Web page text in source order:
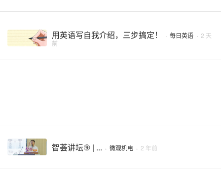
用英语写自我介绍，三步搞定！ · 每日英语 · 2 天
前
智荟讲坛⑨ | ... · 微观机电 · 2 年前